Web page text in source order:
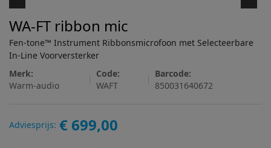
WA-FT ribbon mic
Fen-tone™ Instrument Ribbonsmicrofoon met Selecteerbare
In-Line Voorversterker
Merk:
Warm-audio
Code:
WAFT
Barcode:
850031640672
Adviesprijs: € 699,00